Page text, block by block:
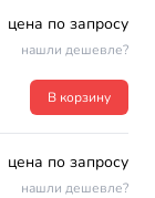
цена по запросу
нашли дешевле?
В корзину
цена по запросу
нашли дешевле?